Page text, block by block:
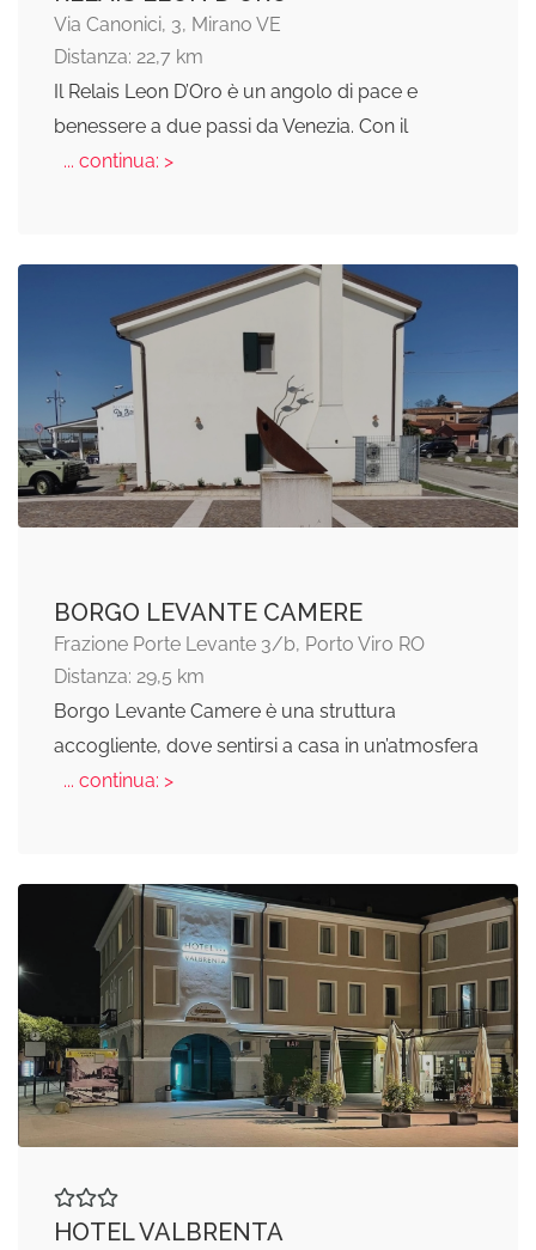
Via Canonici, 3, Mirano VE
Distanza: 22,7 km
Il Relais Leon D’Oro è un angolo di pace e
benessere a due passi da Venezia. Con il
... continua: >
BORGO LEVANTE CAMERE
Frazione Porte Levante 3/b, Porto Viro RO
Distanza: 29,5 km
Borgo Levante Camere è una struttura
accogliente, dove sentirsi a casa in un’atmosfera
... continua: >
HOTEL VALBRENTA